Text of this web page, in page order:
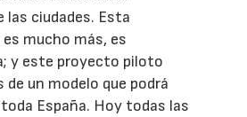
las ciudades. Esta
mucho más, es
y este proyecto piloto
de un modelo que podrá
España. Hoy todas las